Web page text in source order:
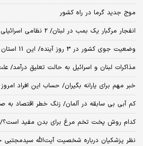
موج جدید گرما در راه کشور
انفجار مرگبار یک بمب در لبنان/ 2 نظامی اسرائیلی کشته شدند
وضعیت جوی کشور در 3 روز آینده/ این 11 استان منتظر باران باشند
مذاکرات لبنان و اسرائیل به حالت تعلیق درآمد/
خبر مهم برای یارانه بگیران/ حساب این افراد
کم آبی بی سابقه در آلمان/ زنگ خطر اقتصاد به
کدام روش پخت تخم مرغ برای بدن مفید است؟/
نظر پزشکیان درباره شخصیت آیت‌الله سیدمجتبی